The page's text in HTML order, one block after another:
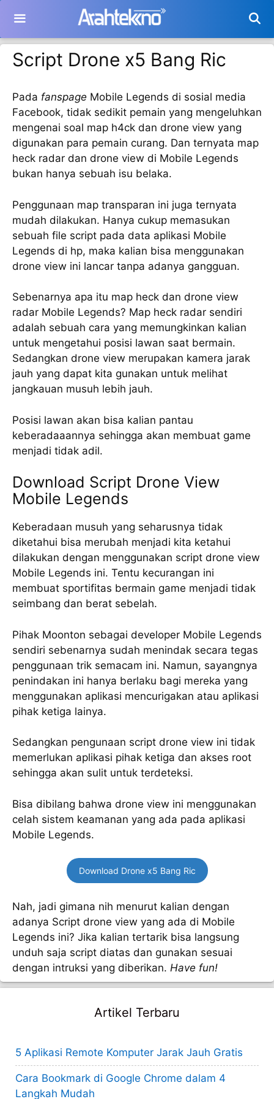
isi
Script Drone x5 Bang Ric
Pada fanspage Mobile Legends di sosial media
Facebook, tidak sedikit pemain yang mengeluhkan
mengenai soal map h4ck dan drone view yang
digunakan para pemain curang. Dan ternyata map
heck radar dan drone view di Mobile Legends
bukan hanya sebuah isu belaka.
Penggunaan map transparan ini juga ternyata
mudah dilakukan. Hanya cukup memasukan
sebuah file script pada data aplikasi Mobile
Legends di hp, maka kalian bisa menggunakan
drone view ini lancar tanpa adanya gangguan.
Sebenarnya apa itu map heck dan drone view
radar Mobile Legends? Map heck radar sendiri
adalah sebuah cara yang memungkinkan kalian
untuk mengetahui posisi lawan saat bermain.
Sedangkan drone view merupakan kamera jarak
jauh yang dapat kita gunakan untuk melihat
jangkauan musuh lebih jauh.
Posisi lawan akan bisa kalian pantau
keberadaaannya sehingga akan membuat game
menjadi tidak adil.
Download Script Drone View
Mobile Legends
Keberadaan musuh yang seharusnya tidak
diketahui bisa merubah menjadi kita ketahui
dilakukan dengan menggunakan script drone view
Mobile Legends ini. Tentu kecurangan ini
membuat sportifitas bermain game menjadi tidak
seimbang dan berat sebelah.
Pihak Moonton sebagai developer Mobile Legends
sendiri sebenarnya sudah menindak secara tegas
penggunaan trik semacam ini. Namun, sayangnya
penindakan ini hanya berlaku bagi mereka yang
menggunakan aplikasi mencurigakan atau aplikasi
pihak ketiga lainya.
Sedangkan pengunaan script drone view ini tidak
memerlukan aplikasi pihak ketiga dan akses root
sehingga akan sulit untuk terdeteksi.
Bisa dibilang bahwa drone view ini menggunakan
celah sistem keamanan yang ada pada aplikasi
Mobile Legends.
Download Drone x5 Bang Ric
Nah, jadi gimana nih menurut kalian dengan
adanya Script drone view yang ada di Mobile
Legends ini? Jika kalian tertarik bisa langsung
unduh saja script diatas dan gunakan sesuai
dengan intruksi yang diberikan. Have fun!
Artikel Terbaru
5 Aplikasi Remote Komputer Jarak Jauh Gratis
Cara Bookmark di Google Chrome dalam 4
Langkah Mudah